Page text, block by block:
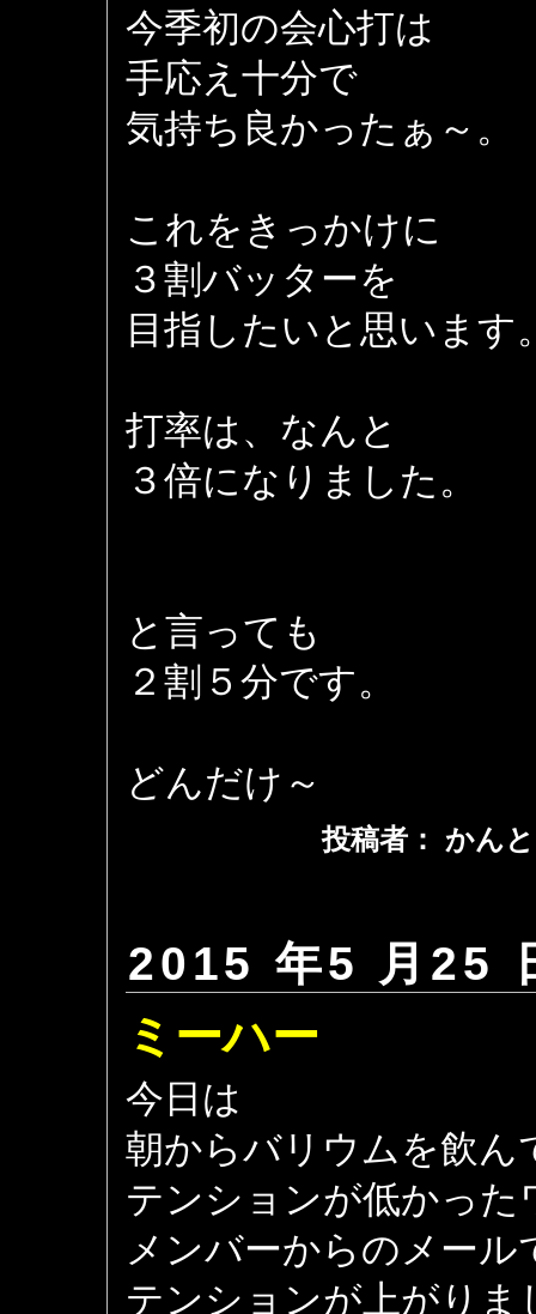
今季初の会心打は
手応え十分で
気持ち良かったぁ～。
これをきっかけに
３割バッターを
目指したいと思います
打率は、なんと
３倍になりました。
と言っても
２割５分です。
どんだけ～
投稿者： かん
2015 年5 月25
ミーハー
今日は
朝からバリウムを飲ん
テンションが低かった
メンバーからのメール
テンションが上がりま